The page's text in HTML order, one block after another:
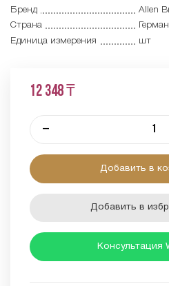
Бренд
Allen
Страна
Единица измерения
шт
12 348 ₸
–
Добавить в
Добавить в
Консультация